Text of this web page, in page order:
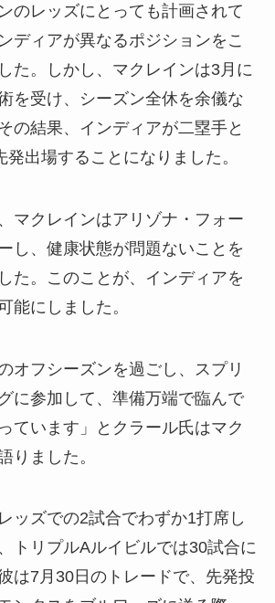
のレッズにとっても計画されて
ディアが異なるポジションをこ
た。しかし、マクレインは3月に
を受け、シーズン全休を余儀な
の結果、インディアが二塁手と
発出場することになりました。
マクレインはアリゾナ・フォー
し、健康状態が問題ないことを
た。このことが、インディアを
能にしました。
オフシーズンを過ごし、スプリ
に参加して、準備万端で臨んで
ています」とクラール氏はマク
りました。
ッズでの2試合でわずか1打席し
トリプルAルイビルでは30試合に
は7月30日のトレードで、先発投